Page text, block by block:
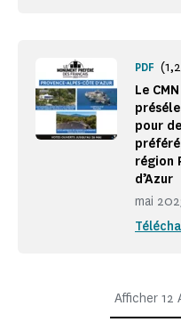
Le
pour
région
d’Azur
mai
PDF
Afficher 12